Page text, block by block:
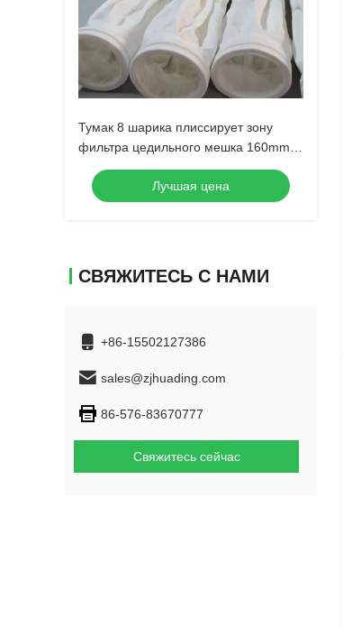
Тумак 8 шарика плиссирует зону
фильтра цедильного мешка 160mm
мембраны PTFE выдвинутую
Лучшая цена
СВЯЖИТЕСЬ С НАМИ
+86-15502127386
sales@zjhuading.com
86-576-83670777
Свяжитесь сейчас